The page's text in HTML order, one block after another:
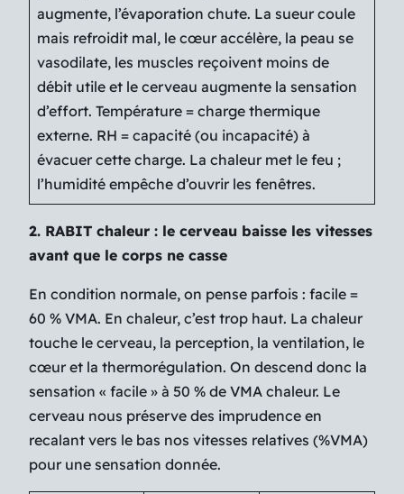
augmente, l’évaporation chute. La sueur coule
mais refroidit mal, le cœur accélère, la peau se
vasodilate, les muscles reçoivent moins de
débit utile et le cerveau augmente la sensation
d’effort. Température = charge thermique
externe. RH = capacité (ou incapacité) à
évacuer cette charge. La chaleur met le feu ;
l’humidité empêche d’ouvrir les fenêtres.
2. RABIT chaleur : le cerveau baisse les vitesses
avant que le corps ne casse
En condition normale, on pense parfois : facile =
60 % VMA. En chaleur, c’est trop haut. La chaleur
touche le cerveau, la perception, la ventilation, le
cœur et la thermorégulation. On descend donc la
sensation « facile » à 50 % de VMA chaleur. Le
cerveau nous préserve des imprudence en
recalant vers le bas nos vitesses relatives (%VMA)
pour une sensation donnée.